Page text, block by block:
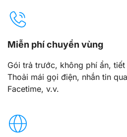
Miễn phí chuyển vùng
Gói trả trước, không phí ẩn,
Thoải mái gọi điện, nhắn tin
Facetime, v.v.